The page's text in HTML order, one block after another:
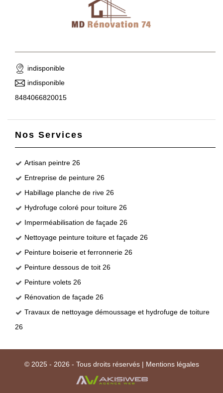
indisponible
indisponible
8484066820015
Nos Services
Artisan peintre 26
Entreprise de peinture 26
Habillage planche de rive 26
Hydrofuge coloré pour toiture 26
Imperméabilisation de façade 26
Nettoyage peinture toiture et façade 26
Peinture boiserie et ferronnerie 26
Peinture dessous de toit 26
Peinture volets 26
Rénovation de façade 26
Travaux de nettoyage démoussage et hydrofuge de toiture
26
© 2025 - 2026 - Tous droits réservés | Mentions légales